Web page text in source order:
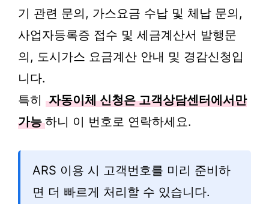
기 관련 문의, 가스요금 수납 및 체납 문의,
사업자등록증 접수 및 세금계산서 발행문
의, 도시가스 요금계산 안내 및 경감신청입
니다.
특히 자동이체 신청은 고객상담센터에서만
가능 하니 이 번호로 연락하세요.
ARS 이용 시 고객번호를 미리 준비하
면 더 빠르게 처리할 수 있습니다.